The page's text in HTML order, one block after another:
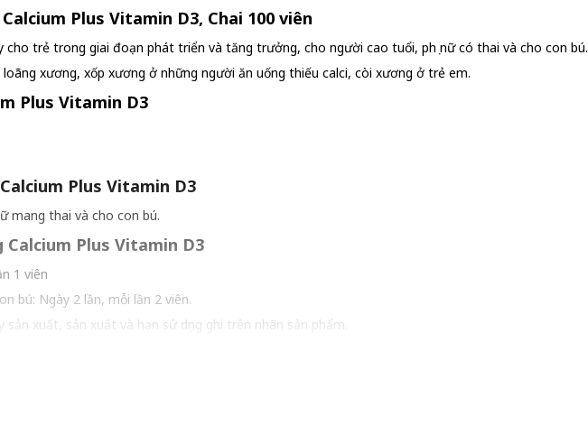
Plus Vitamin D3, Chai 100 viên
cho trẻ trong giai đoạn phát triển và tăng trưởng, cho người cao tuổi, phụ nữ có thai và cho con bú.
xương, xốp xương ở những người ăn uống thiếu calci, còi xương ở trẻ em.
Plus Vitamin D3
Plus Vitamin D3
mang thai và cho con bú.
Calcium Plus Vitamin D3
1 viên
bú: Ngày 2 lần, mỗi lần 2 viên.
xuất, sản xuất và hạn sử dụng ghi trên nhãn sản phẩm.